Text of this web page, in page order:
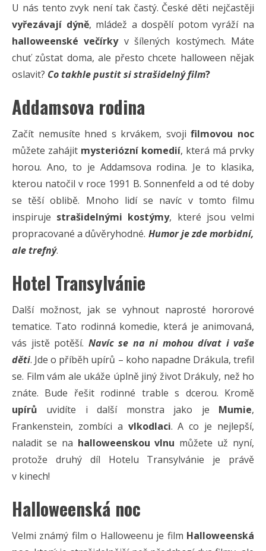
U nás tento zvyk není tak častý. České děti nejčastěji
vyřezávají dýně, mládež a dospělí potom vyráží na
halloweenské večírkyv šílených kostýmech. Máte
chuť zůstat doma, ale přesto chcete halloween nějak
oslavit? Co takhle pustit si strašidelný film?
Addamsova rodina
Začít nemusíte hned s krvákem, svoji filmovou noc
můžete zahájit mysteriózní komedií, která má prvky
horou. Ano, to je Addamsova rodina. Je to klasika,
kterou natočil v roce 1991 B. Sonnenfeld a od té doby
se těší oblibě. Mnoho lidí se navíc v tomto filmu
inspiruje strašidelnými kostýmy, které jsou velmi
propracované a důvěryhodné. Humor je zde morbidní,
ale trefný.
Hotel Transylvánie
Další možnost, jak se vyhnout naprosté hororové
tematice. Tato rodinná komedie, která je animovaná,
vás jistě potěší. Navíc se na ni mohou dívat i vaše
děti. Jde o příběh upírů – koho napadne Drákula, trefil
se. Film vám ale ukáže úplně jiný život Drákuly, než ho
znáte. Bude řešit rodinné trable s dcerou. Kromě
upírů uvidíte i další monstra jako je Mumie,
Frankenstein, zombíci a vlkodlaci. A co je nejlepší,
naladit se na halloweenskou vlnu můžete už nyní,
protože druhý díl Hotelu Transylvánie je právě
v kinech!
Halloweenská noc
Velmi známý film o Halloweenu je film Halloweenská